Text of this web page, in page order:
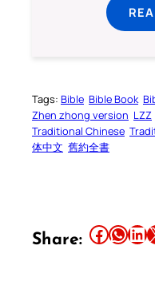
Tags: Bible Bible Book
Zhen zhong version LZZ
Traditional Chinese
体中文 舊約全書
Share: Share this article on Facebook Share this article on WhatsApp Share this article on LinkedIn Share